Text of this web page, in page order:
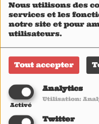
Nous utilisons des
services et les
notre site et pour
utilisateurs.
Tout accepter
Analytics
Activé
Utilisation:
Twitter